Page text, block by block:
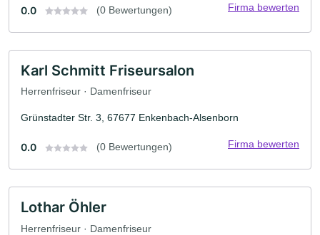
0.0 (0 Bewertungen) Firma bewerten
Karl Schmitt Friseursalon
Herrenfriseur · Damenfriseur
Grünstadter Str. 3, 67677 Enkenbach-Alsenborn
0.0 (0 Bewertungen) Firma bewerten
Lothar Öhler
Herrenfriseur · Damenfriseur